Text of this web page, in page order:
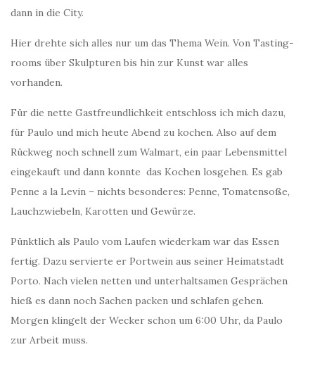
dann in die City.
Hier drehte sich alles nur um das Thema Wein. Von Tasting-
rooms über Skulpturen bis hin zur Kunst war alles
vorhanden.
Für die nette Gastfreundlichkeit entschloss ich mich dazu,
für Paulo und mich heute Abend zu kochen. Also auf dem
Rückweg noch schnell zum Walmart, ein paar Lebensmittel
eingekauft und dann konnte das Kochen losgehen. Es gab
Penne a la Levin – nichts besonderes: Penne, Tomatensoße,
Lauchzwiebeln, Karotten und Gewürze.
Pünktlich als Paulo vom Laufen wiederkam war das Essen
fertig. Dazu servierte er Portwein aus seiner Heimatstadt
Porto. Nach vielen netten und unterhaltsamen Gesprächen
hieß es dann noch Sachen packen und schlafen gehen.
Morgen klingelt der Wecker schon um 6:00 Uhr, da Paulo
zur Arbeit muss.